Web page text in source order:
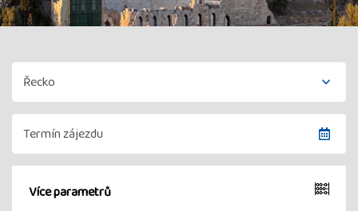
Více parametrů